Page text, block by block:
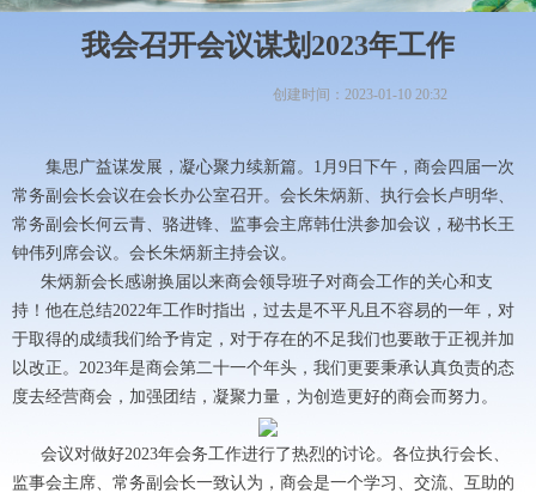
我会召开会议谋划2023年工作
集思广益谋发展，凝心聚力续新篇。1月9日下午，商会四届一次
常务副会长会议在会长办公室召开。会长朱炳新、执行会长卢明华、
常务副会长何云青、骆进锋、监事会主席韩仕洪参加会议，秘书长王
钟伟列席会议。会长朱炳新主持会议。
朱炳新会长感谢换届以来商会领导班子对商会工作的关心和支
持！他在总结2022年工作时指出，过去是不平凡且不容易的一年，对
于取得的成绩我们给予肯定，对于存在的不足我们也要敢于正视并加
以改正。2023年是商会第二十一个年头，我们更要秉承认真负责的态
度去经营商会，加强团结，凝聚力量，为创造更好的商会而努力。
会议对做好2023年会务工作进行了热烈的讨论。各位执行会长、
监事会主席、常务副会长一致认为，商会是一个学习、交流、互助的
创建时间： 2023-01-10 20:32